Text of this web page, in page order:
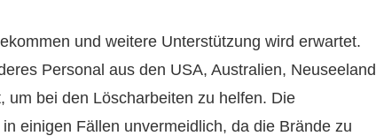
und weitere Unterstützung wird erwartet.
Personal aus den USA, Australien, Neuseeland
um bei den Löscharbeiten zu helfen. Die
einigen Fällen unvermeidlich, da die Brände zu